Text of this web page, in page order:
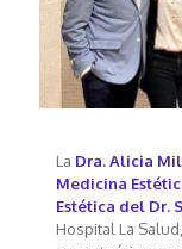
La Dra. Alicia
Medicina
Estética del Dr.
Hospital La